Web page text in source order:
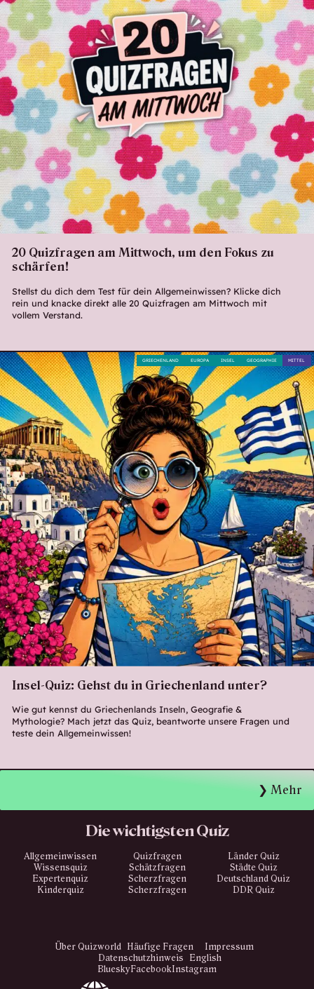
20 Quizfragen am Mittwoch, um den Fokus zu
schärfen!
Stellst du dich dem Test für dein Allgemeinwissen? Klicke dich
rein und knacke direkt alle 20 Quizfragen am Mittwoch mit
vollem Verstand.
Insel-Quiz: Gehst du in Griechenland unter?
Wie gut kennst du Griechenlands Inseln, Geografie &
Mythologie? Mach jetzt das Quiz, beantworte unsere Fragen und
teste dein Allgemeinwissen!
MITTEL
GEOGRAPHIE
INSEL
EUROPA
GRIECHENLAND
Mehr
Die wichtigsten Quiz
Allgemeinwissen Quizfragen
Länder Quiz
Wissensquiz
Schätzfragen
Städte Quiz
Expertenquiz
Scherzfragen
Deutschland Quiz
Kinderquiz
Scherzfragen DDR Quiz
Über Quizworld Häufige Fragen
Impressum
Datenschutzhinweis
English
BlueskyFacebookInstagram